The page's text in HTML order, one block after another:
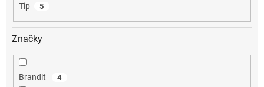
Tip 5
Značky
Brandit 4